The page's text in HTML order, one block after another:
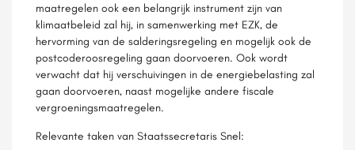
maatregelen ook een belangrijk instrument zijn van
klimaatbeleid zal hij, in samenwerking met EZK, de
hervorming van de salderingsregeling en mogelijk ook de
postcoderoosregeling gaan doorvoeren. Ook wordt
verwacht dat hij verschuivingen in de energiebelasting zal
gaan doorvoeren, naast mogelijke andere fiscale
vergroeningsmaatregelen.
Relevante taken van Staatssecretaris Snel: